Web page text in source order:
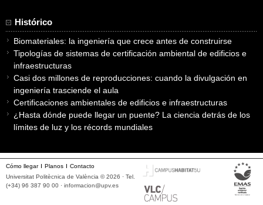
Histórico
Biomateriales: la ingeniería que crece antes de construirse
Tipologías de sistemas de certificación ambiental de edificios e
infraestructuras
Casi dos millones de reproducciones: cuando la divulgación en
ingeniería trasciende el aula
Certificaciones ambientales de edificios e infraestructuras
¿Hasta dónde puede llegar un puente? La ciencia detrás de los
límites de luz y los récords mundiales
Cómo llegar Planos
Contacto
Universitat Politècnica de València © 2026 · Tel.
(+34) 96 387 90 00 · informacion@upv.es